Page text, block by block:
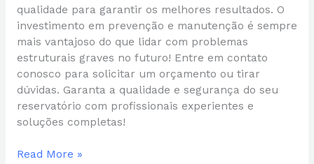
qualidade para garantir os melhores resultados. O
investimento em prevenção e manutenção é sempre
mais vantajoso do que lidar com problemas
estruturais graves no futuro! Entre em contato
conosco para solicitar um orçamento ou tirar
dúvidas. Garanta a qualidade e segurança do seu
reservatório com profissionais experientes e
soluções completas!
Read More »